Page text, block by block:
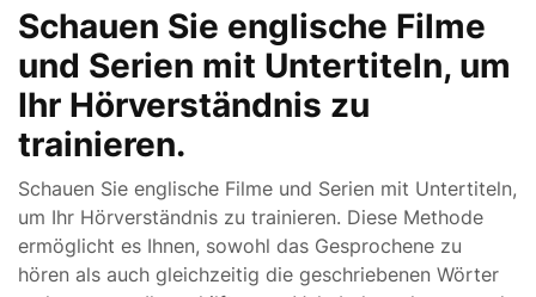
Schauen Sie englische Filme
und Serien mit Untertiteln, um
Ihr Hörverständnis zu
trainieren.
Schauen Sie englische Filme und Serien mit Untertiteln,
um Ihr Hörverständnis zu trainieren. Diese Methode
ermöglicht es Ihnen, sowohl das Gesprochene zu
hören als auch gleichzeitig die geschriebenen Wörter